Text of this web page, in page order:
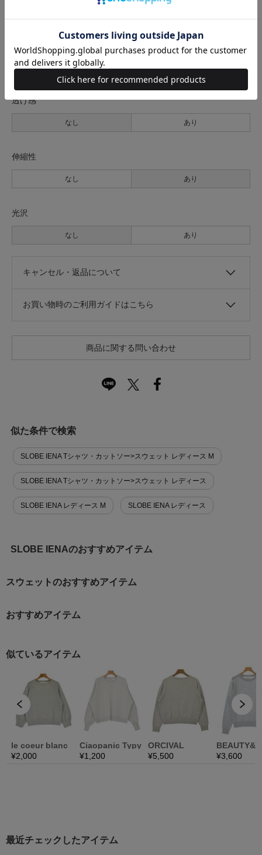
なし
透け感
なし あり
伸縮性
なし あり
光沢
なし あり
キャンセル・返品について
お買い物時のご利用ガイドはこちら
商品に関する問い合わせ
似た条件で検索
SLOBE IENA Tシャツ・カットソー>スウェット レディース M
SLOBE IENA Tシャツ・カットソー>スウェット レディース
SLOBE IENA レディース M SLOBE IENA レディース
SLOBE IENAのおすすめアイテム
スウェットのおすすめアイテム
おすすめアイテム
最近チェックしたアイテム